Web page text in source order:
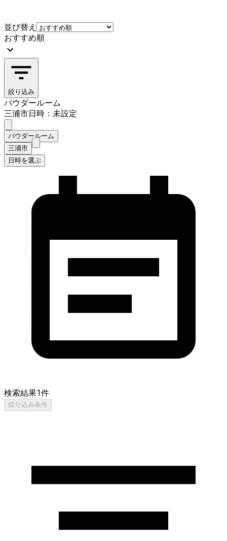
並び替え
おすすめ順
絞り込み
パウダールーム
三浦市日時：未設定
パウダールーム
三浦市
日時を選ぶ
検索結果1件
絞り込み条件